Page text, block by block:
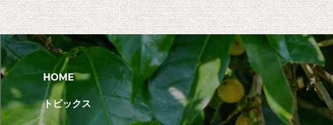
HOME
トピックス